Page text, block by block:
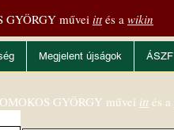
GYÖRGY művei ittés a wikin
Megjelent újságok ÁSZF
GYÖRGY művei itt és a